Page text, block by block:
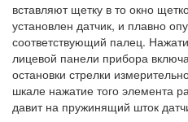
вставляют щетку в то окно
установлен датчик, и плавно
соответствующий палец.
лицевой панели прибора
остановки стрелки
шкале нажатие того элемента
давит на пружинящий шток